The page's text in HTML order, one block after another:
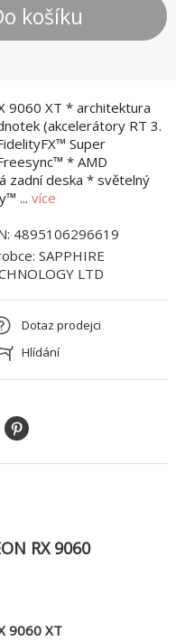
9060 XT * architektura
(akcelerátory RT 3.
Super
* AMD
zadní deska * světelný
... více
košíku
4895106296619
SAPPHIRE
LTD
Dotaz prodejci
Hlídání
RX 9060
9060 XT